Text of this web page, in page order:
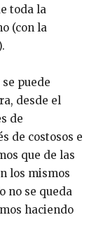
toda la
(con la
puede
desde el
de
de costosos e
que de las
los mismos
no se queda
haciendo